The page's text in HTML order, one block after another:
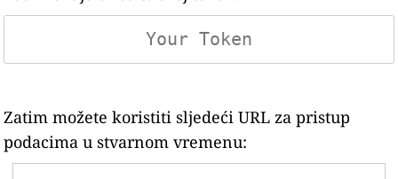
Zatim možete koristiti sljedeći URL za pristup
podacima u stvarnom vremenu: